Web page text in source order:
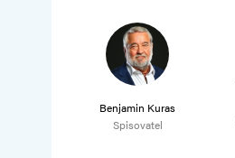
Benjamin Kuras
Spisovatel